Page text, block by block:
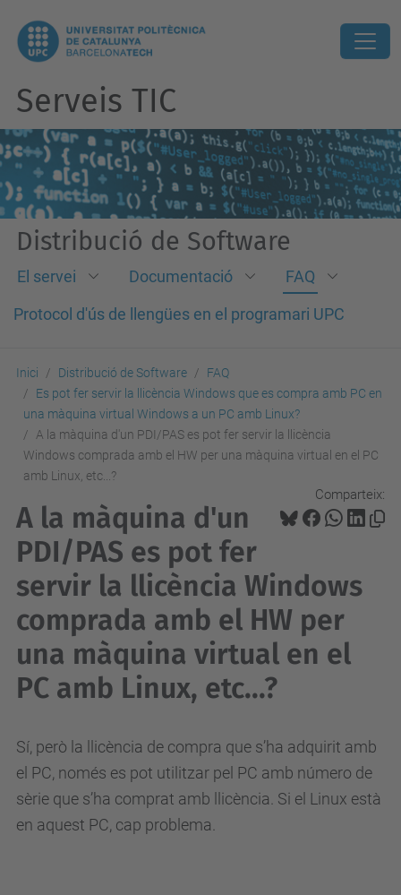
Serveis TIC
Distribució de Software
El servei Documentació
FAQ
Protocol d'ús de llengües en el programari UPC
Inici Distribució de Software
FAQ
Es pot fer servir la llicència Windows que es compra amb PC en
una màquina virtual Windows a un PC amb Linux?
A la màquina d'un PDI/PAS es pot fer servir la llicència
Windows comprada amb el HW per una màquina virtual en el PC
amb Linux, etc...?
Comparteix:
A la màquina d'un
PDI/PAS es pot fer
servir la llicència Windows
comprada amb el HW per
una màquina virtual en el
PC amb Linux, etc...?
Sí, però la llicència de compra que s’ha adquirit amb
el PC, només es pot utilitzar pel PC amb número de
sèrie que s’ha comprat amb llicència. Si el Linux està
en aquest PC, cap problema.